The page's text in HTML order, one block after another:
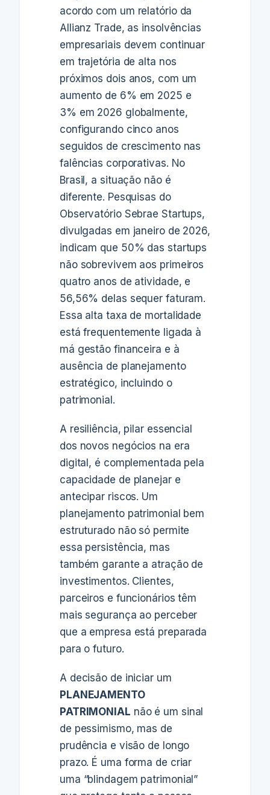
acordo com um relatório da
Allianz Trade, as insolvências
empresariais devem continuar
em trajetória de alta nos
próximos dois anos, com um
aumento de 6% em 2025 e
3% em 2026 globalmente,
configurando cinco anos
seguidos de crescimento nas
falências corporativas. No
Brasil, a situação não é
diferente. Pesquisas do
Observatório Sebrae Startups,
divulgadas em janeiro de 2026,
indicam que 50% das startups
não sobrevivem aos primeiros
quatro anos de atividade, e
56,56% delas sequer faturam.
Essa alta taxa de mortalidade
está frequentemente ligada à
má gestão financeira e à
ausência de planejamento
estratégico, incluindo o
patrimonial.
A resiliência, pilar essencial
dos novos negócios na era
digital, é complementada pela
capacidade de planejar e
antecipar riscos. Um
planejamento patrimonial bem
estruturado não só permite
essa persistência, mas
também garante a atração de
investimentos. Clientes,
parceiros e funcionários têm
mais segurança ao perceber
que a empresa está preparada
para o futuro.
A decisão de iniciar um
PLANEJAMENTO
PATRIMONIAL não é um sinal
de pessimismo, mas de
prudência e visão de longo
prazo. É uma forma de criar
uma “blindagem patrimonial”